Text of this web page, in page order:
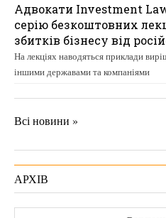
Адвокати Investment
серію безкоштовних
збитків бізнесу від
На лекціях наводяться приклади
іншими державами та компаніями
Всі новини »
АРХІВ